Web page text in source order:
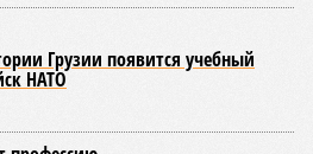
Грузии появится учебный
НАТО